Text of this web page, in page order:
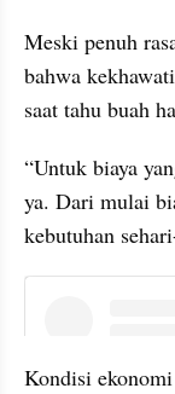
Meski penuh
bahwa
saat tahu buah
“Untuk biaya
ya. Dari mulai
kebutuhan
Kondisi